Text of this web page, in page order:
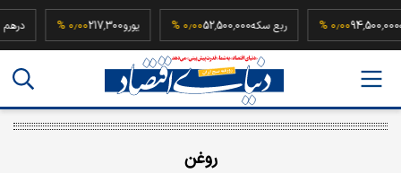
سکه94,500,000 ربع سکه52,500,000 یورو217,300
روغن